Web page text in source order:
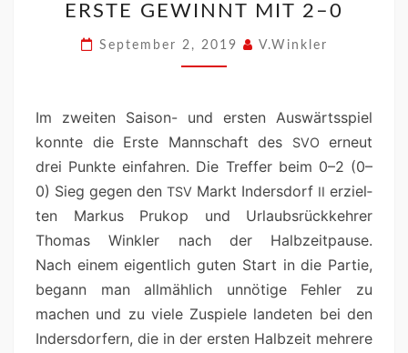
ERSTE GEWINNT MIT 2–0
September 2, 2019 V.Winkler
Im zweit­en Sai­­son- und ersten Auswärtsspiel
kon­nte die Erste Mannschaft des
SVO
erneut
drei Punk­te ein­fahren. Die Tre­f­fer beim 0–2 (0–
0) Sieg gegen den TSV Markt Inder­s­dorf II erziel­
ten Markus Prukop und Urlaub­srück­kehrer
Thomas Win­kler nach der Hal­bzeit­pause.
Nach einem eigentlich guten Start in die Par­tie,
begann man allmäh­lich unnötige Fehler zu
machen und zu viele Zus­piele lan­de­ten bei den
Inder­s­dor­fern, die in der ersten Hal­bzeit mehrere